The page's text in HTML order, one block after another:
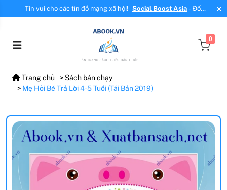
Tin vui cho các tín đồ mạng xã hội! Social Boost Asia- Đối
tác mới, cung cấp dịch vụ tăng tương tác, tăng follow uy tín!
0
Trang chủ
Sách bán chạy
Mẹ Hỏi Bé Trả Lời 4-5 Tuổi (Tái Bản 2019)